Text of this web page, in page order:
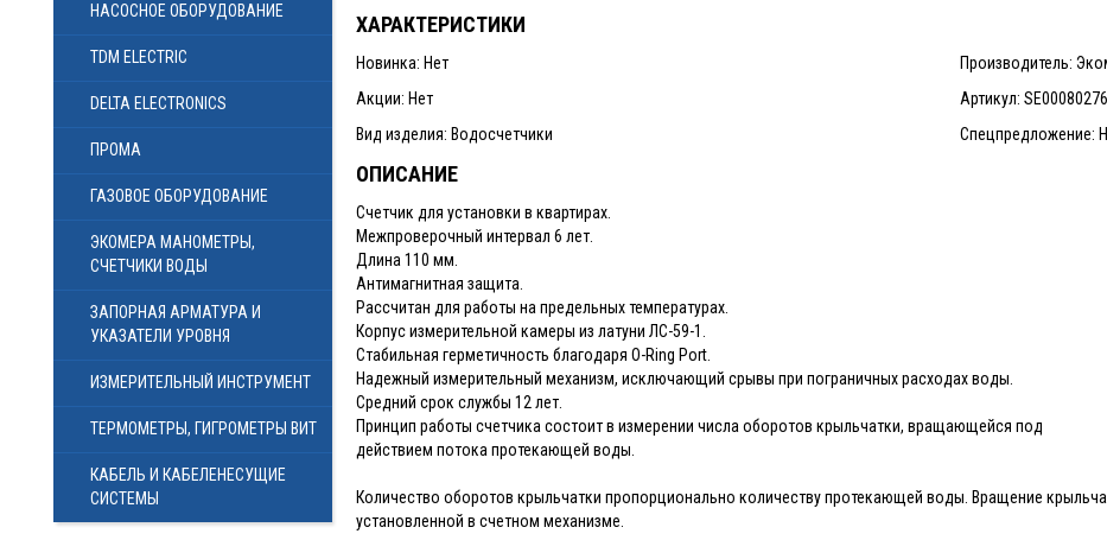
НАСОСНОЕ ОБОРУДОВАНИЕ
TDM ELECTRIC
DELTA ELECTRONICS
ПРОМА
ГАЗОВОЕ ОБОРУДОВАНИЕ
ЭКОМЕРА МАНОМЕТРЫ,
СЧЕТЧИКИ ВОДЫ
ЗАПОРНАЯ АРМАТУРА И
УКАЗАТЕЛИ УРОВНЯ
ИЗМЕРИТЕЛЬНЫЙ ИНСТРУМЕНТ
ТЕРМОМЕТРЫ, ГИГРОМЕТРЫ ВИТ
КАБЕЛЬ И КАБЕЛЕНЕСУЩИЕ
СИСТЕМЫ
ХАРАКТЕРИСТИКИ
Новинка: Нет
Акции: Нет
Вид изделия: Водосчетчики
Производитель:
Артикул: SE00080276
Спецпредложение:
ОПИСАНИЕ
Счетчик для установки в квартирах.
Межпроверочный интервал 6 лет.
Длина 110 мм.
Антимагнитная защита.
Рассчитан для работы на предельных температурах.
Корпус измерительной камеры из латуни ЛС-59-1.
Стабильная герметичность благодаря О-Ring Port.
Надежный измерительный механизм, исключающий срывы при пограничных расходах воды.
Средний срок службы 12 лет.
Принцип работы счетчика состоит в измерении числа оборотов крыльчатки, вращающейся под
действием потока протекающей воды.
Количество оборотов крыльчатки пропорционально количеству протекающей воды. Вращение
установленной в счетном механизме.